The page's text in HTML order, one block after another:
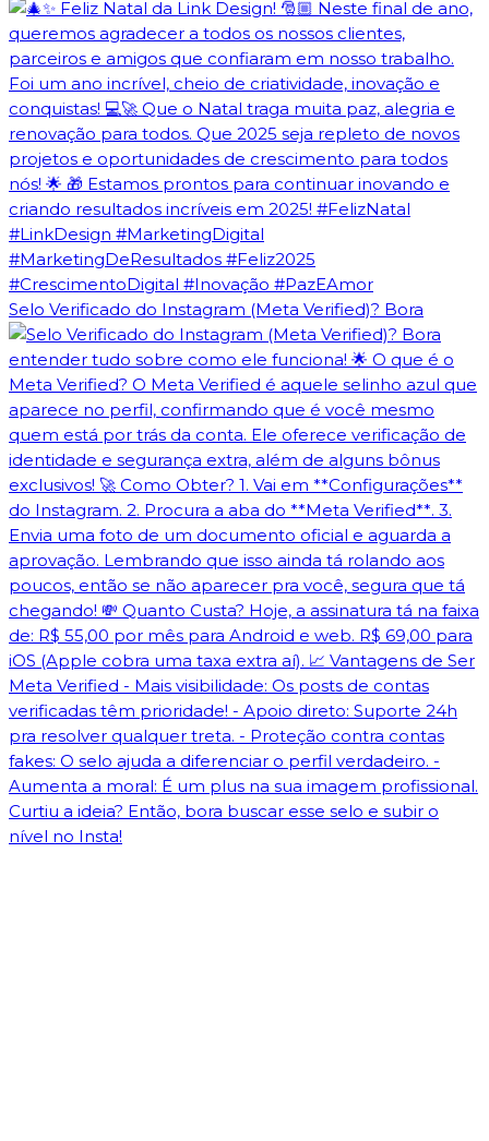
Selo Verificado do Instagram (Meta Verified)? Bora